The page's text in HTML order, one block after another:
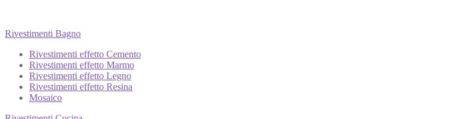
Rivestimenti Bagno
Rivestimenti effetto Cemento
Rivestimenti effetto Marmo
Rivestimenti effetto Legno
Rivestimenti effetto Resina
Mosaico